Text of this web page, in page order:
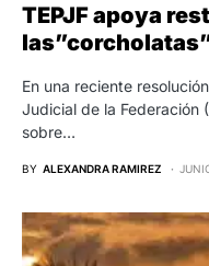
TEPJF apoya
En una reciente
Judicial de la Federación
sobre…
BY ALEXANDRA RAMIREZ